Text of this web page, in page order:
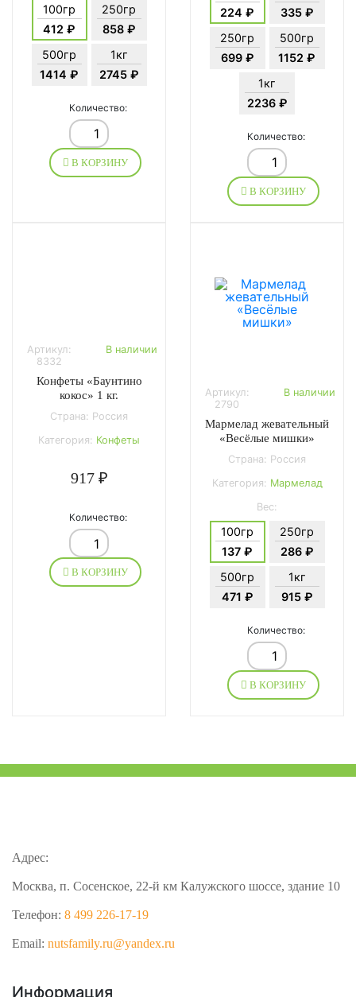
100гр
412 ₽
250гр
858 ₽
500гр
1414 ₽
1кг
2745 ₽
Количество:
В КОРЗИНУ
224 ₽
335 ₽
250гр
699 ₽
500гр
1152 ₽
1кг
2236 ₽
Количество:
В КОРЗИНУ
Артикул:
8332
В наличии
Конфеты «Баунтино
кокос» 1 кг.
Страна: Россия
Категория: Конфеты
917 ₽
Количество:
В КОРЗИНУ
Артикул:
2790
В наличии
Мармелад жевательный
«Весёлые мишки»
Страна: Россия
Категория: Мармелад
Вес:
100гр
137 ₽
250гр
286 ₽
500гр
471 ₽
1кг
915 ₽
Количество:
В КОРЗИНУ
Адрес:
Москва, п. Сосенское, 22-й км Калужского шоссе, здание 10
Телефон: 8 499 226-17-19
Email: nutsfamily.ru@yandex.ru
Информация